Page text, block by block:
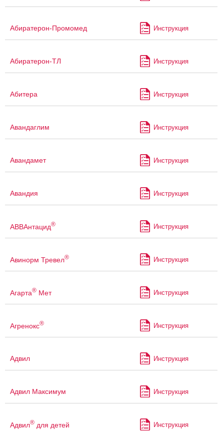
Абиратерон-Промомед Инструкция
Абиратерон-ТЛ Инструкция
Абитера Инструкция
Авандаглим Инструкция
Авандамет Инструкция
Авандия Инструкция
АВВАнтацид® Инструкция
Авинорм Тревел® Инструкция
Агарта® Мет Инструкция
Агренокс® Инструкция
Адвил Инструкция
Адвил Максимум Инструкция
Адвил® для детей Инструкция